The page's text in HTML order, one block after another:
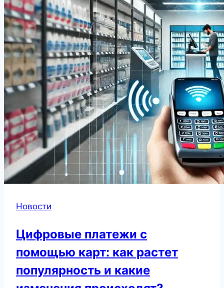
Новости
Цифровые платежи с
помощью карт: как растет
популярность и какие